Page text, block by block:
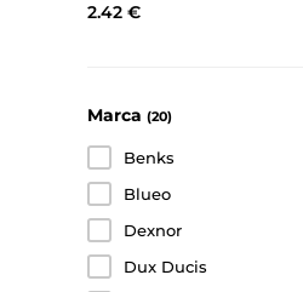
2.42 €
Marca (20)
Benks
Blueo
Dexnor
Dux Ducis